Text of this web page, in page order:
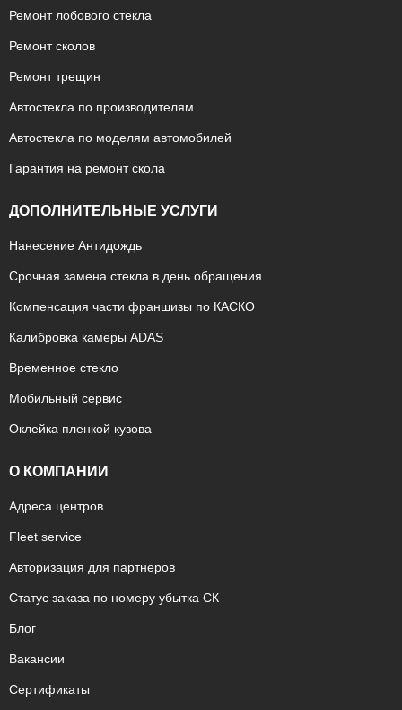
Ремонт лобового стекла
Ремонт сколов
Ремонт трещин
Автостекла по производителям
Автостекла по моделям автомобилей
Гарантия на ремонт скола
ДОПОЛНИТЕЛЬНЫЕ УСЛУГИ
Нанесение Антидождь
Срочная замена стекла в день обращения
Компенсация части франшизы по КАСКО
Калибровка камеры ADAS
Временное стекло
Мобильный сервис
Оклейка пленкой кузова
О КОМПАНИИ
Адреса центров
Fleet service
Авторизация для партнеров
Статус заказа по номеру убытка СК
Блог
Вакансии
Сертификаты